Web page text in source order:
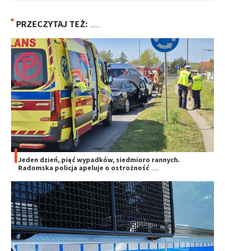
PRZECZYTAJ TEŻ:
Jeden dzień, pięć wypadków, siedmioro rannych.
Radomska policja apeluje o ostrożność